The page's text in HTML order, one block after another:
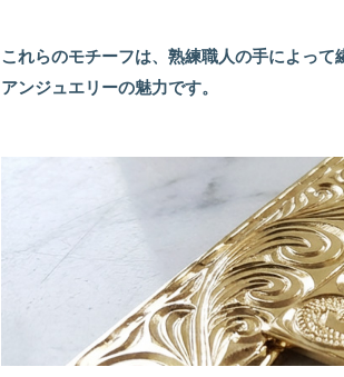
これらのモチーフは、熟練職人の手によっ
アンジュエリーの魅力です。